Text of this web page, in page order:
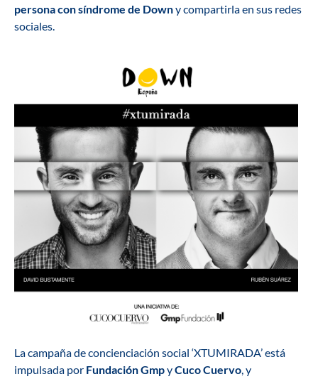
persona con síndrome de Downy compartirla en sus redes
sociales.
La campaña de concienciación social ‘XTUMIRADA’ está
impulsada por Fundación GmpyCuco Cuervo, y